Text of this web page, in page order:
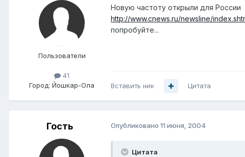
Пользователи
41
Город: Йошкар-Ола
Новую частоту открыли для России
http://www.cnews.ru/newsline/
попробуйте...
Вставить ник Цитата
Гость Опубликовано 11 июня, 2004
Цитата